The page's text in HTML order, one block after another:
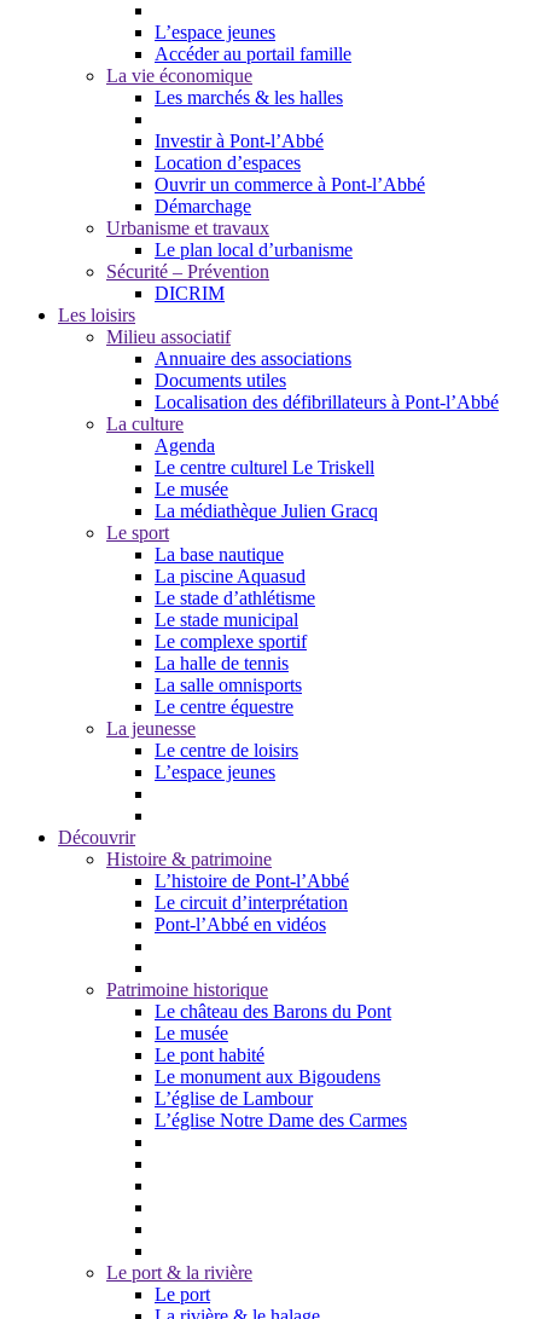
L’espace jeunes
Accéder au portail famille
La vie économique
Les marchés & les halles
Investir à Pont-l’Abbé
Location d’espaces
Ouvrir un commerce à Pont-l’Abbé
Démarchage
Urbanisme et travaux
Le plan local d’urbanisme
Sécurité – Prévention
DICRIM
Les loisirs
Milieu associatif
Annuaire des associations
Documents utiles
Localisation des défibrillateurs à Pont-l’Abbé
La culture
Agenda
Le centre culturel Le Triskell
Le musée
La médiathèque Julien Gracq
Le sport
La base nautique
La piscine Aquasud
Le stade d’athlétisme
Le stade municipal
Le complexe sportif
La halle de tennis
La salle omnisports
Le centre équestre
La jeunesse
Le centre de loisirs
L’espace jeunes
Découvrir
Histoire & patrimoine
L’histoire de Pont-l’Abbé
Le circuit d’interprétation
Pont-l’Abbé en vidéos
Patrimoine historique
Le château des Barons du Pont
Le musée
Le pont habité
Le monument aux Bigoudens
L’église de Lambour
L’église Notre Dame des Carmes
Le port & la rivière
Le port